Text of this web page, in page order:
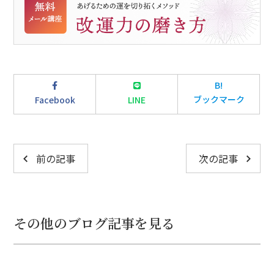
Facebook LINE
B!
ブックマーク
前の記事 次の記事
その他のブログ記事を見る